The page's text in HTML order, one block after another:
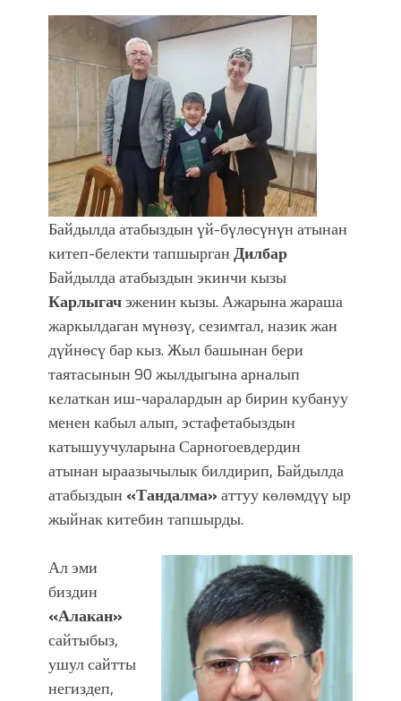
Байдылда атабыздын үй-бүлөсүнүн атынан
китеп-белекти тапшырганДилбар
Байдылда атабыздын экинчи кызы
Карлыгачэженин кызы. Ажарына жараша
жаркылдаган мүнөзү, сезимтал, назик жан
дүйнөсү бар кыз. Жыл башынан бери
таятасынын 90 жылдыгына арналып
келаткан иш-чаралардын ар бирин кубануу
менен кабыл алып, эстафетабыздын
катышуучуларына Сарногоевдердин
атынан ыраазычылык билдирип, Байдылда
атабыздын «Тандалма»аттуу көлөмдүү ыр
жыйнак китебин тапшырды.
Ал эми
биздин
«Алакан»
сайтыбыз,
ушул сайтты
негиздеп,